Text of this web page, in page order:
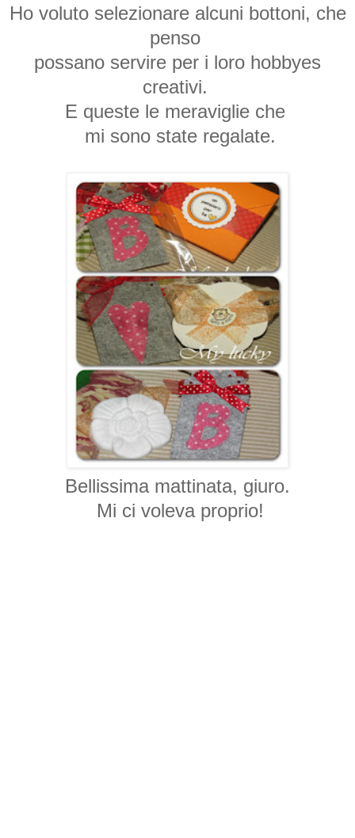
Ho voluto selezionare alcuni bottoni, che
penso
possano servire per i loro hobbyes
creativi.
E queste le meraviglie che
mi sono state regalate.
Bellissima mattinata, giuro.
Mi ci voleva proprio!